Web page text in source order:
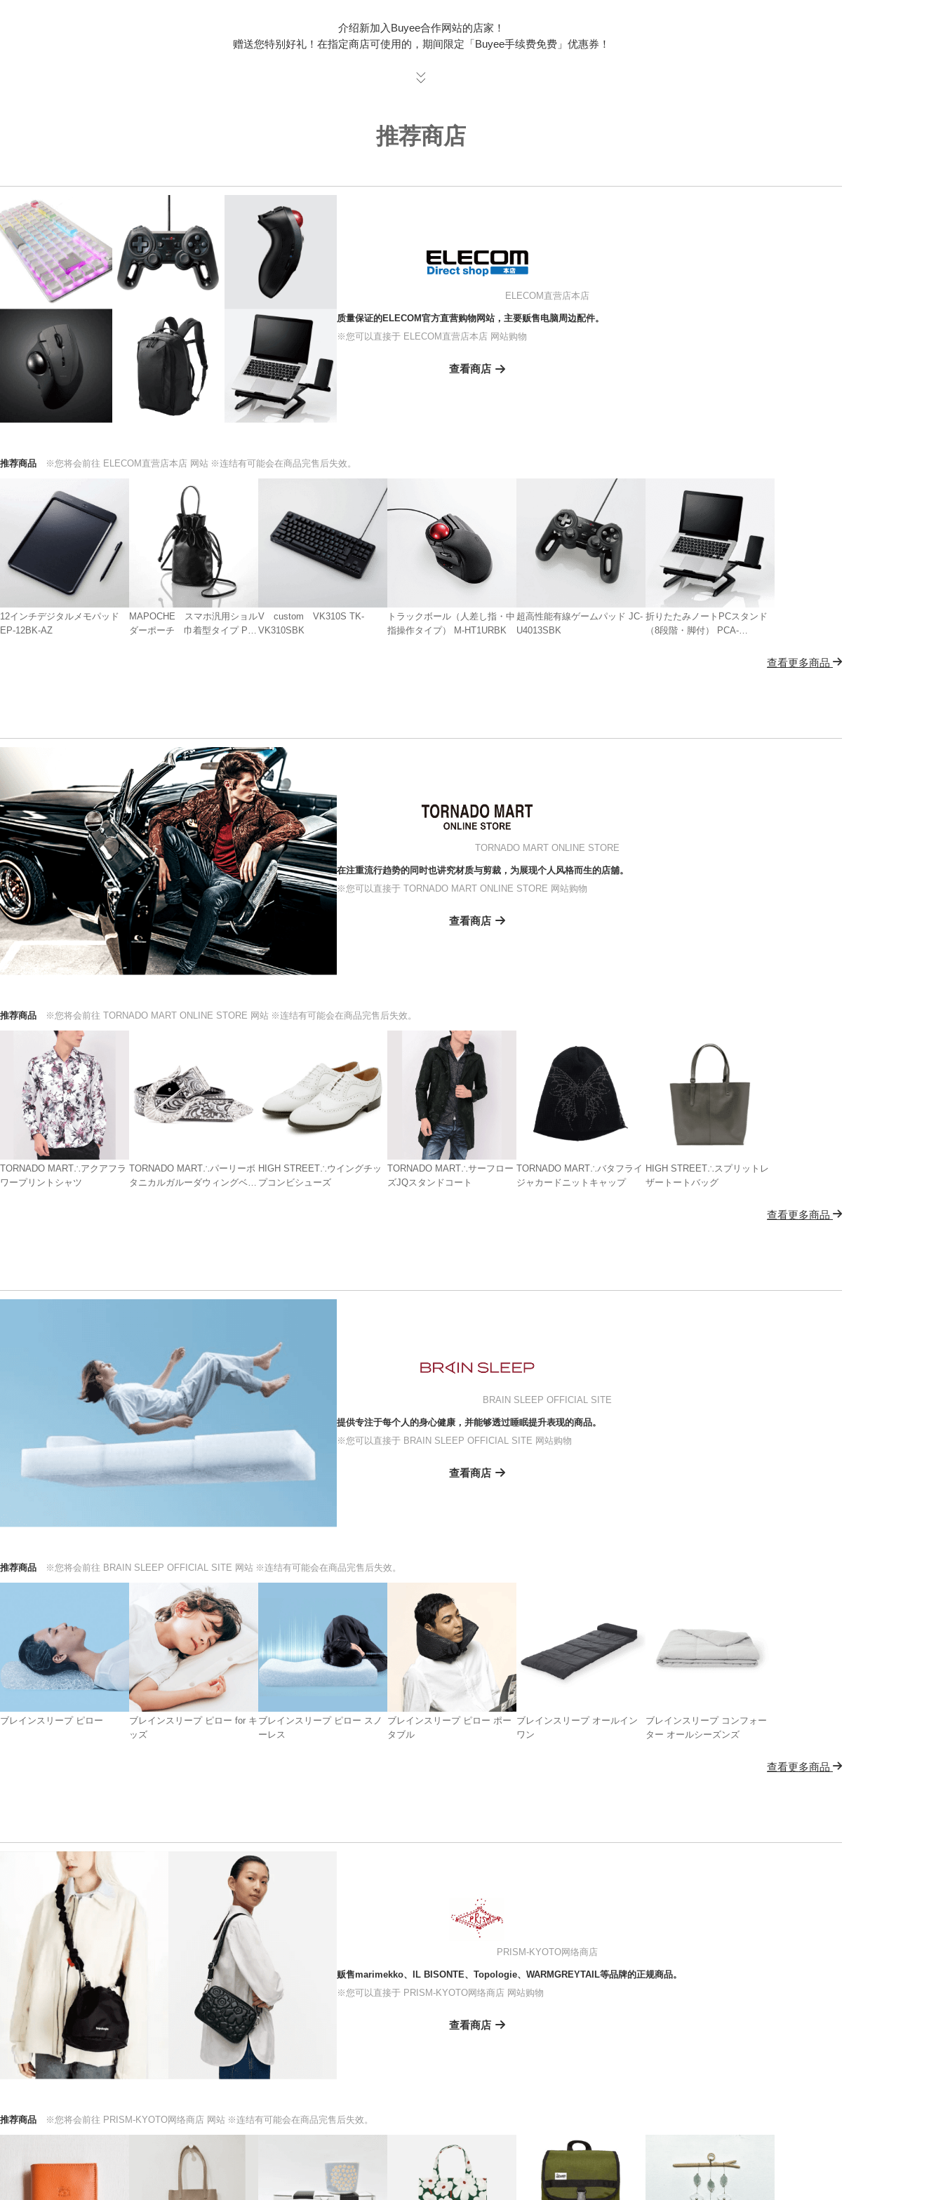
介绍新加入Buyee合作网站的店家！
赠送您特别好礼！在指定商店可使用的，期间限定「Buyee手续费免费」优惠券！
推荐商店
ELECOM直营店本店
质量保证的ELECOM官方直营购物网站，主要贩售电脑周边配件。
※您可以直接于 ELECOM直营店本店 网站购物
查看商店
推荐商品 ※您将会前往 ELECOM直营店本店 网站 ※连结有可能会在商品完售后失效。
12インチデジタルメモパッド
EP-12BK-AZ
MAPOCHE スマホ汎用ショル
ダーポーチ 巾着型タイプ P-
V custom VK310S TK-
VK310SBK
トラックボール（人差し指・中
指操作タイプ） M-HT1URBK
超高性能有線ゲームパッド JC-
U4013SBK
折りたたみノートPCスタンド
（8段階・脚付） PCA-
查看更多商品
TORNADO MART ONLINE STORE
在注重流行趋势的同时也讲究材质与剪裁，为展现个人风格而生的店舖。
※您可以直接于 TORNADO MART ONLINE STORE 网站购物
查看商店
推荐商品 ※您将会前往 TORNADO MART ONLINE STORE 网站 ※连结有可能会在商品完售后失效。
TORNADO MART∴アクアフラ
ワープリントシャツ
TORNADO MART∴パーリーボ
タニカルガルーダウィングベル
HIGH STREET∴ウイングチッ
プコンビシューズ
TORNADO MART∴サーフロー
ズJQスタンドコート
TORNADO MART∴バタフライ
ジャカードニットキャップ
HIGH STREET∴スプリットレ
ザートートバッグ
查看更多商品
BRAIN SLEEP OFFICIAL SITE
提供专注于每个人的身心健康，并能够透过睡眠提升表现的商品。
※您可以直接于 BRAIN SLEEP OFFICIAL SITE 网站购物
查看商店
推荐商品 ※您将会前往 BRAIN SLEEP OFFICIAL SITE 网站 ※连结有可能会在商品完售后失效。
ブレインスリープ ピロー
ブレインスリープ ピロー for キ
ッズ
ブレインスリープ ピロー スノ
ーレス
ブレインスリープ ピロー ポー
タブル
ブレインスリープ オールイン
ワン
ブレインスリープ コンフォー
ター オールシーズンズ
查看更多商品
PRISM-KYOTO网络商店
贩售marimekko、IL BISONTE、Topologie、WARMGREYTAIL等品牌的正规商品。
※您可以直接于 PRISM-KYOTO网络商店 网站购物
查看商店
推荐商品 ※您将会前往 PRISM-KYOTO网络商店 网站 ※连结有可能会在商品完售后失效。